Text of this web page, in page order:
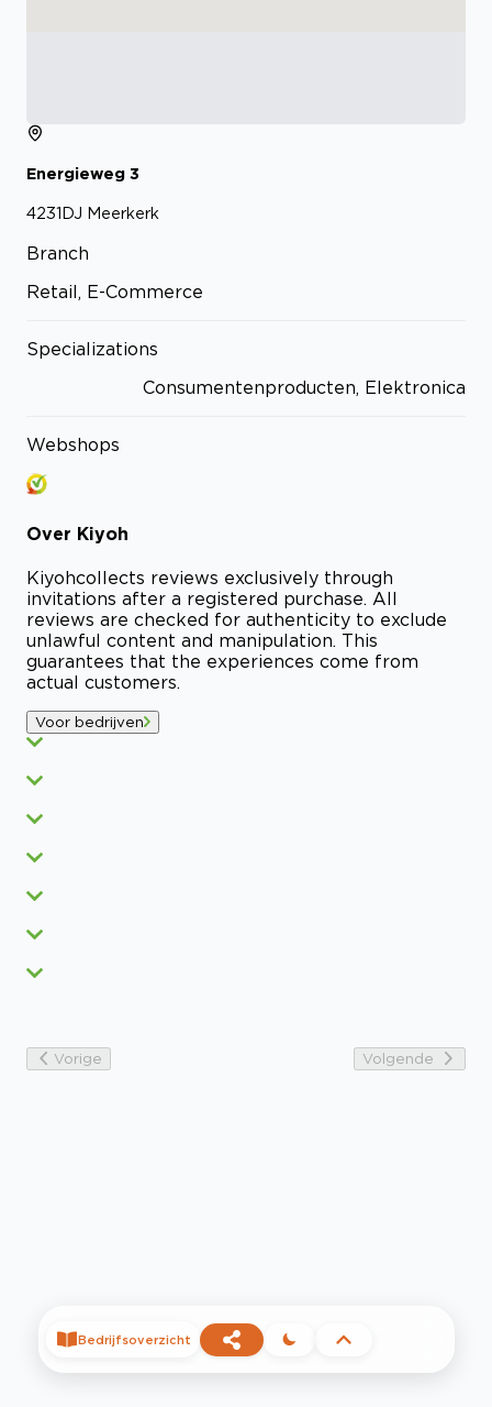
Energieweg 3
4231DJ Meerkerk
Branch
Retail, E-Commerce
Specializations
Consumentenproducten, Elektronica
Webshops
Over Kiyoh
Kiyohcollects reviews exclusively through
invitations after a registered purchase. All
reviews are checked for authenticity to exclude
unlawful content and manipulation. This
guarantees that the experiences come from
actual customers.
Voor bedrijven
Vorige Volgende
Bedrijfsoverzicht